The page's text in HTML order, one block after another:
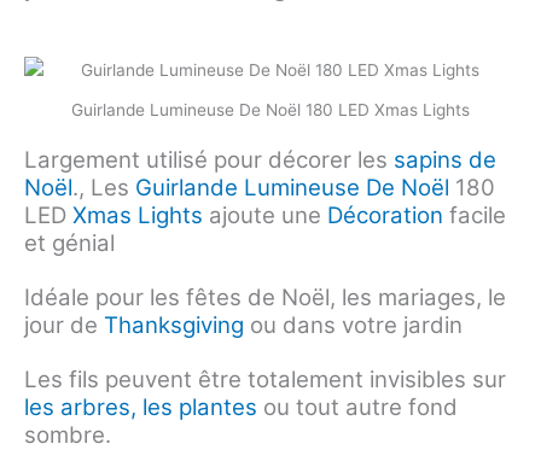
Guirlande Lumineuse De Noël 180 LED Xmas Lights
Largement utilisé pour décorer les sapins de
Noël., Les Guirlande Lumineuse De Noël 180
LED Xmas Lights ajoute une Décoration facile
et génial
Idéale pour les fêtes de Noël, les mariages, le
jour de Thanksgiving ou dans votre jardin
Les fils peuvent être totalement invisibles sur
les arbres, les plantes ou tout autre fond
sombre.